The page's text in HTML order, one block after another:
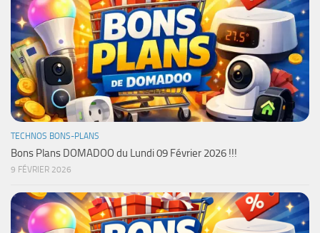
TECHNOS BONS-PLANS
Bons Plans DOMADOO du Lundi 09 Février 2026 !!!
9 FÉVRIER 2026